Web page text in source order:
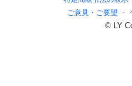
ご意見・ご要望
© LY